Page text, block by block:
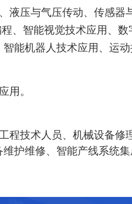
液压与气压传动、传感器
、智能视觉技术应用、
能机器人技术应用、运动
用。
程技术人员、机械设备修
护维修、智能产线系统